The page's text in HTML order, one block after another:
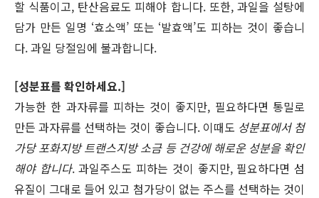
할 식품이고, 탄산음료도 피해야 합니다. 또한, 과일을 설탕에
담가 만든 일명 ‘효소액’ 또는 ‘발효액’도 피하는 것이 좋습니
다. 과일 당절임에 불과합니다.
[성분표를 확인하세요.]
가능한 한 과자류를 피하는 것이 좋지만, 필요하다면 통밀로
만든 과자류를 선택하는 것이 좋습니다. 이때도 성분표에서 첨
가당 포화지방 트랜스지방 소금 등 건강에 해로운 성분을 확인
해야 합니다. 과일주스도 피하는 것이 좋지만, 필요하다면 섬
유질이 그대로 들어 있고 첨가당이 없는 주스를 선택하는 것이